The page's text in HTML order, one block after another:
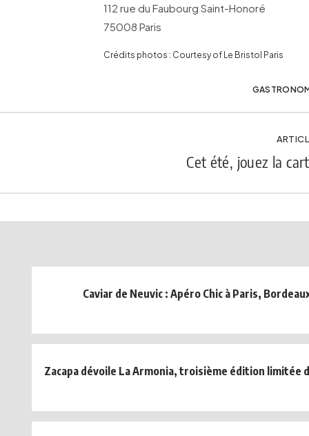
112 rue du Faubourg Saint-Honoré
75008 Paris
Crédits photos : Courtesy of Le Bristol Paris
Cet été, jouez la
Caviar de Neuvic : Apéro Chic à Paris,
Zacapa dévoile La Armonia, troisième édition limitée